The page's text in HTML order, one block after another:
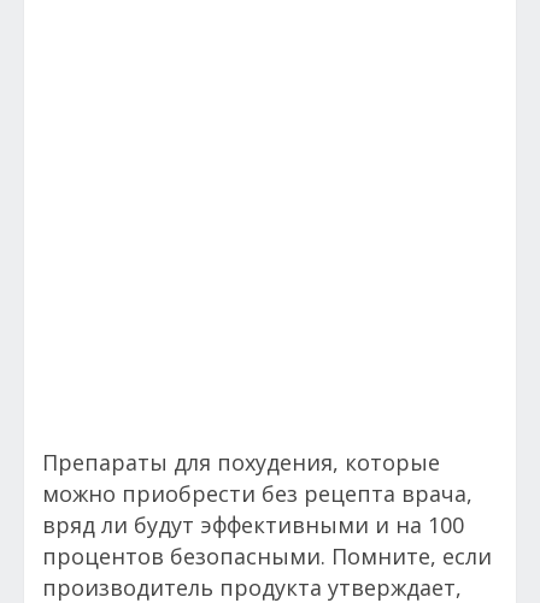
Препараты для похудения, которые
можно приобрести без рецепта врача,
вряд ли будут эффективными и на 100
процентов безопасными. Помните, если
производитель продукта утверждает,